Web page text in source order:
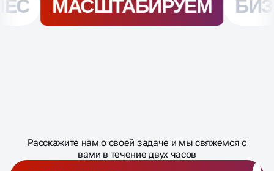
�
Расскажите нам о своей задаче и мы свяжемся с
вами в течение двух часов